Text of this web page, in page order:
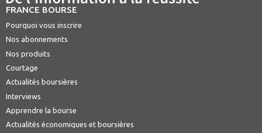
FRANCE BOURSE
Pourquoi vous inscrire
Nos abonnements
Nos produits
Courtage
Actualités boursières
Interviews
Apprendre la bourse
Actualités économiques et boursières